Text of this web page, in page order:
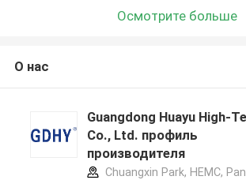
Осмотрите больше
О нас
Guangdong Huayu High-
Co., Ltd. профиль
производителя
Chuangxin Park, HEMC,